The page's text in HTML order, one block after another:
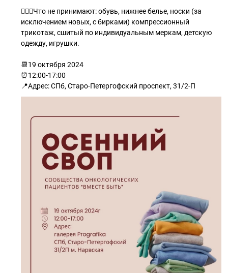
🙅🏻‍♀️Что не принимают: обувь, нижнее белье, носки (за
исключением новых, с бирками) компрессионный
трикотаж, сшитый по индивидуальным меркам, детскую
одежду, игрушки.
📆19 октября 2024
⏰12:00-17:00
📍Адрес: СПб, Старо-Петергофский проспект, 31/2-П